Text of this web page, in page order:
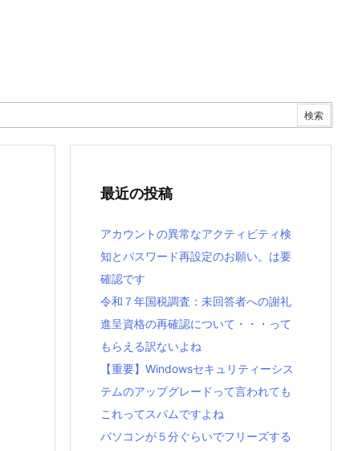
最近の投稿
アカウントの異常なアクティビティ検
知とパスワード再設定のお願い。は要
確認です
令和７年国税調査：未回答者への謝礼
進呈資格の再確認について・・・って
もらえる訳ないよね
【重要】Windowsセキュリティーシス
テムのアップグレードって言われても
これってスパムですよね
パソコンが５分ぐらいでフリーズする